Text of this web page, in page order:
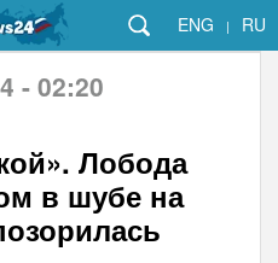
ENG | RU
- 02:20
Лобода
в шубе на